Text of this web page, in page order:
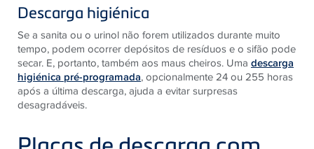
Descarga higiénica
Se a sanita ou o urinol não forem utilizados durante muito
tempo, podem ocorrer depósitos de resíduos e o sifão pode
secar. E, portanto, também aos maus cheiros. Uma descarga
higiénica pré-programada, opcionalmente 24 ou 255 horas
após a última descarga, ajuda a evitar surpresas
desagradáveis.